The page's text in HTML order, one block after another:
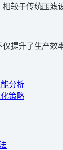
较于传统压
提升了生产
分析
策略